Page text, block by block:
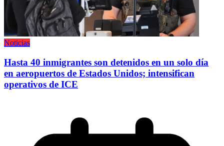
Noticias
Hasta 40 inmigrantes son detenidos en un solo día
en aeropuertos de Estados Unidos; intensifican
operativos de ICE